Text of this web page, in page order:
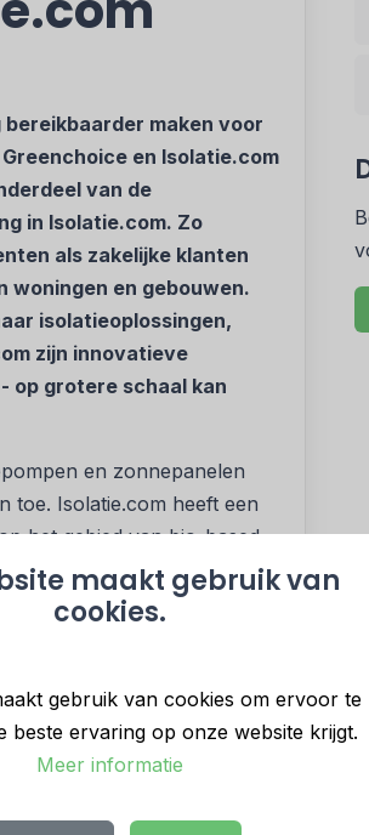
maakt gebruik van
cookies.
gebruik van cookies om ervoor te
beste ervaring op onze website krijgt.
Meer informatie
maken voor
en Isolatie.com
van de
in Isolatie.com. Zo
als zakelijke klanten
woningen en gebouwen.
isolatieoplossingen,
zijn innovatieve
op grotere schaal kan
en zonnepanelen
toe. Isolatie.com heeft een
het gebied van bio-based
in de markt verder te
Ligt, directeur Isolatie.com:
de lange termijn, passend
kwaliteit en service
van woningen en
we veel verder!”